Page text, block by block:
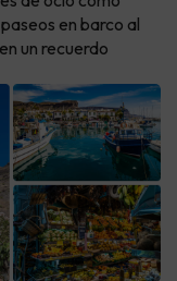
en barco al
un recuerdo